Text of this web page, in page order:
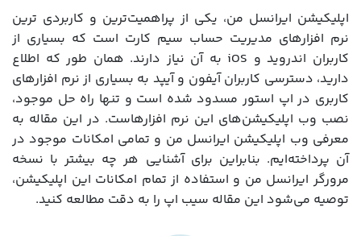
اپلیکیشن ایرانسل من، یکی از پراهمیت‌ترین و کاربردی ترین
نرم افزارهای مدیریت حساب سیم کارت است که بسیاری از
کاربران اندروید و iOS به آن نیاز دارند. همان طور که اطلاع
دارید، دسترسی کاربران آیفون و آیپد به بسیاری از نرم افزارهای
کاربری در اپ استور مسدود شده است و تنها راه حل موجود،
نصب وب اپلیکیشن‌های این نرم افزارهاست. در این مقاله به
معرفی وب اپلیکیشن ایرانسل من و تمامی امکانات موجود در
آن پرداخته‌ایم. بنابراین برای آشنایی هر چه بیشتر با نسخه
مرورگر ایرانسل من و استفاده از تمام امکانات این اپلیکیشن،
توصیه می‌شود این مقاله سیب اپ را به دقت مطالعه کنید.